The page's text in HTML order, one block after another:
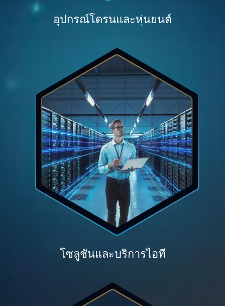
อุปกรณ์โดรนและหุ่นยนต์
โซลูชันและบริการไอที